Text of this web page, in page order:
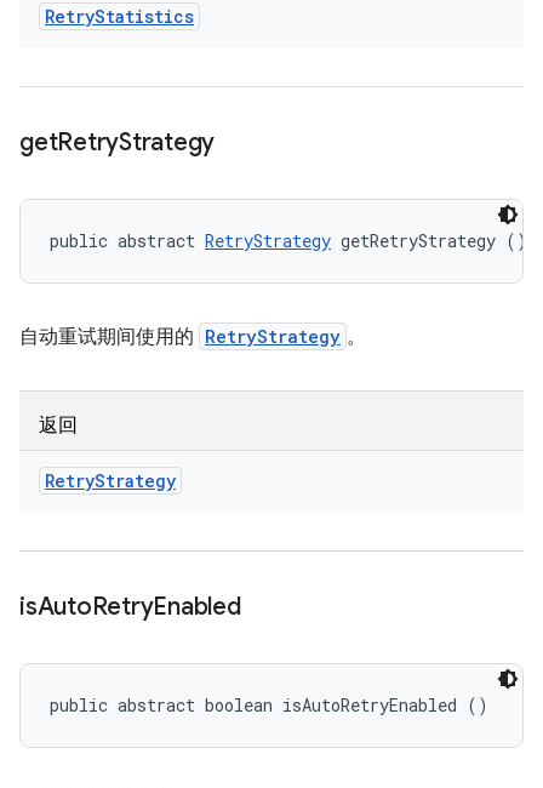
RetryStatistics
getRetryStrategy
public abstract RetryStrategy getRetryStrategy ()
自动重试期间使用的 RetryStrategy 。
返回
RetryStrategy
isAutoRetryEnabled
public abstract boolean isAutoRetryEnabled ()